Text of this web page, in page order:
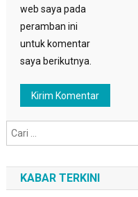
web saya pada
peramban ini
untuk komentar
saya berikutnya.
KABAR TERKINI